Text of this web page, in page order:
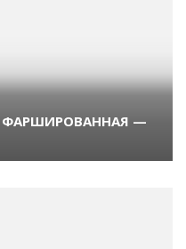
ФАРШИРОВАННАЯ —